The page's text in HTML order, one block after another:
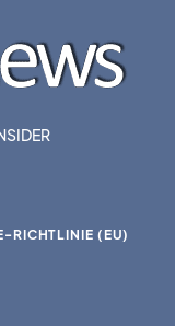
RICHTLINIE (EU)